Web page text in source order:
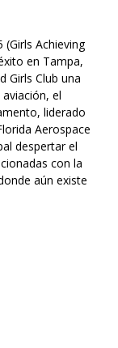
Achieving
en Tampa,
Girls Club una
el
liderado
Aerospace
despertar el
con la
aún existe